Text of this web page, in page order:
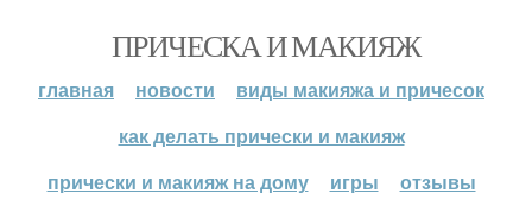
ПРИЧЕСКА И МАКИЯЖ
главная новости
виды макияжа и причесок
как делать прически и макияж
прически и макияж на дому
игры отзывы